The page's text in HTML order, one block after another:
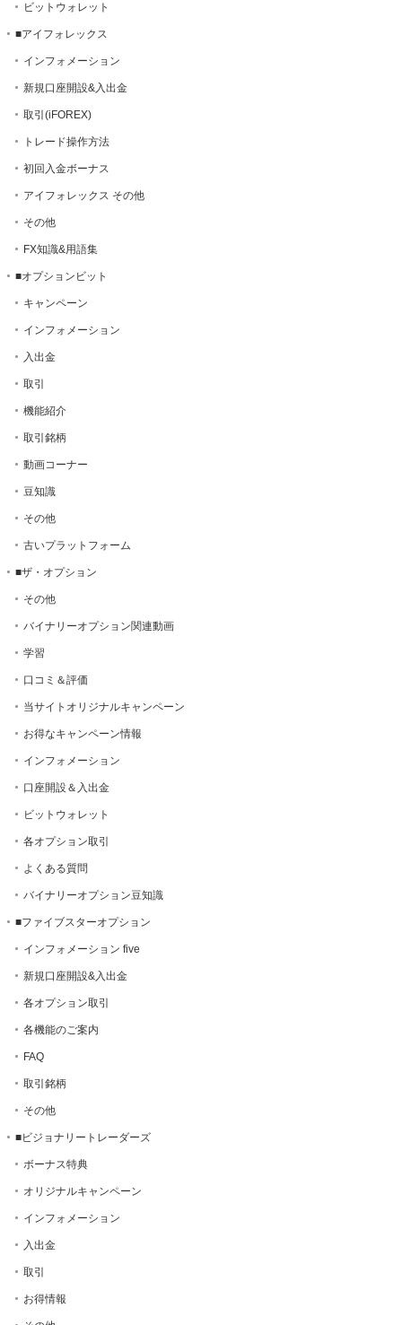
ビットウォレット
■アイフォレックス
インフォメーション
新規口座開設&入出金
取引(iFOREX)
トレード操作方法
初回入金ボーナス
アイフォレックス その他
その他
FX知識&用語集
■オプションビット
キャンペーン
インフォメーション
入出金
取引
機能紹介
取引銘柄
動画コーナー
豆知識
その他
古いプラットフォーム
■ザ・オプション
その他
バイナリーオプション関連動画
学習
口コミ＆評価
当サイトオリジナルキャンペーン
お得なキャンペーン情報
インフォメーション
口座開設＆入出金
ビットウォレット
各オプション取引
よくある質問
バイナリーオプション豆知識
■ファイブスターオプション
インフォメーション five
新規口座開設&入出金
各オプション取引
各機能のご案内
FAQ
取引銘柄
その他
■ビジョナリートレーダーズ
ボーナス特典
オリジナルキャンペーン
インフォメーション
入出金
取引
お得情報